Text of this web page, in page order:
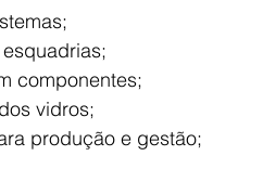
componentes;
vidros;
produção e gestão;